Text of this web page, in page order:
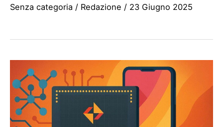
Senza categoria / Redazione / 23 Giugno 2025